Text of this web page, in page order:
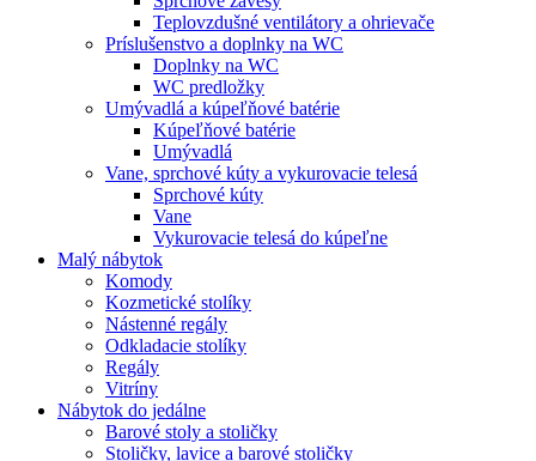
Teplovzdušné ventilátory a ohrievače
Príslušenstvo a doplnky na WC
Doplnky na WC
WC predložky
Umývadlá a kúpeľňové batérie
Kúpeľňové batérie
Umývadlá
Vane, sprchové kúty a vykurovacie telesá
Sprchové kúty
Vane
Vykurovacie telesá do kúpeľne
Malý nábytok
Komody
Kozmetické stolíky
Nástenné regály
Odkladacie stolíky
Regály
Vitríny
Nábytok do jedálne
Barové stoly a stoličky
Stoličky, lavice a barové stoličky